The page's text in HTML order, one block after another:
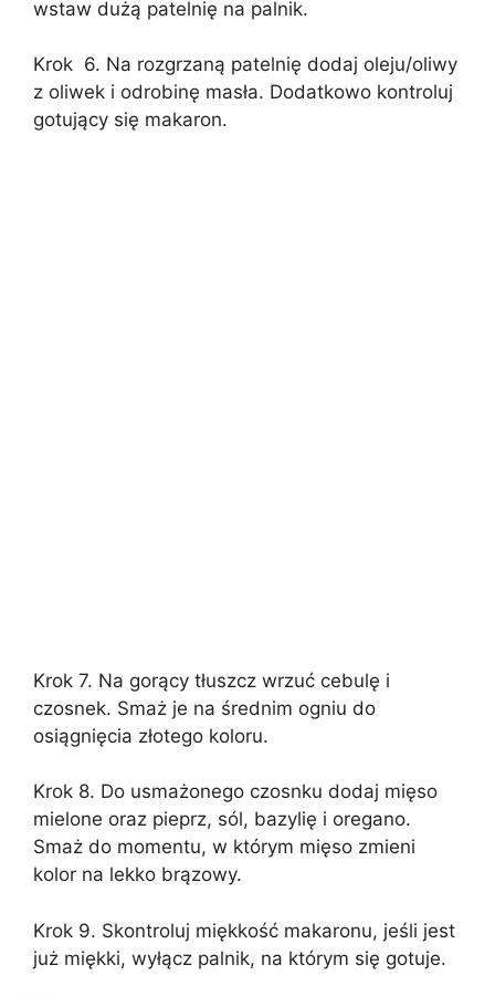
wstaw dużą patelnię na palnik.
Krok 6. Na rozgrzaną patelnię dodaj oleju/oliwy
z oliwek i odrobinę masła. Dodatkowo kontroluj
gotujący się makaron.
Krok 7. Na gorący tłuszcz wrzuć cebulę i
czosnek. Smaż je na średnim ogniu do
osiągnięcia złotego koloru.
Krok 8. Do usmażonego czosnku dodaj mięso
mielone oraz pieprz, sól, bazylię i oregano.
Smaż do momentu, w którym mięso zmieni
kolor na lekko brązowy.
Krok 9. Skontroluj miękkość makaronu, jeśli jest
już miękki, wyłącz palnik, na którym się gotuje.